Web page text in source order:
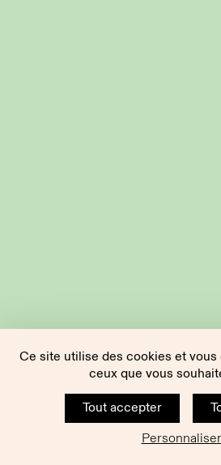
Ce site utilise des cookies et
ceux que vous
Tout accepter
Personnaliser